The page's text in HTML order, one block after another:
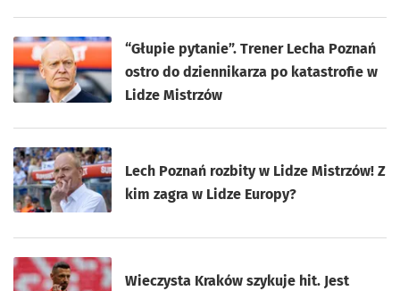
“Głupie pytanie”. Trener Lecha Poznań
ostro do dziennikarza po katastrofie w
Lidze Mistrzów
Lech Poznań rozbity w Lidze Mistrzów! Z
kim zagra w Lidze Europy?
Wieczysta Kraków szykuje hit. Jest